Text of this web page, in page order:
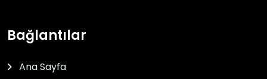
Bağlantılar
Ana Sayfa